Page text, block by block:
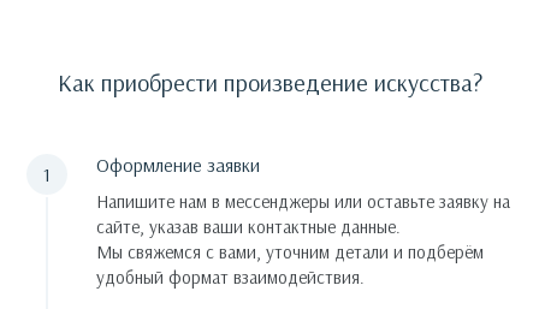
Как приобрести произведение искусства?
Оформление заявки
Напишите нам в мессенджеры или оставьте заявку на
сайте, указав ваши контактные данные.
Мы свяжемся с вами, уточним детали и подберём
удобный формат взаимодействия.